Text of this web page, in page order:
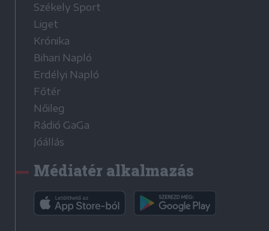
Székely Sport
Liget
Krónika
Bihari Napló
Erdélyi Napló
Főtér
Nőileg
Rádió GaGa
Jóállás
Médiatér alkalmazás